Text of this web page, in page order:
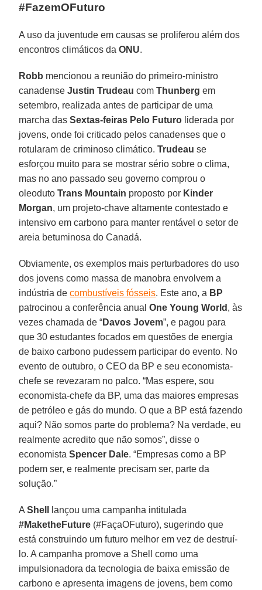
#FazemOFuturo
A uso da juventude em causas se proliferou além dos
encontros climáticos daONU.
Robb mencionou a reunião do primeiro-ministro
canadenseJustin Trudeau comThunberg em
setembro, realizada antes de participar de uma
marcha das Sextas-feiras Pelo Futuro liderada por
jovens, onde foi criticado pelos canadenses que o
rotularam de criminoso climático.Trudeau se
esforçou muito para se mostrar sério sobre o clima,
mas no ano passado seu governo comprou o
oleodutoTrans Mountain proposto por Kinder
Morgan, um projeto-chave altamente contestado e
intensivo em carbono para manter rentável o setor de
areia betuminosa do Canadá.
Obviamente, os exemplos mais perturbadores do uso
dos jovens como massa de manobra envolvem a
indústria decombustíveis fósseis. Este ano, a BP
patrocinou a conferência anual One Young World , às
vezes chamada de “Davos Jovem”, e pagou para
que 30 estudantes focados em questões de energia
de baixo carbono pudessem participar do evento. No
evento de outubro, o CEO da BP e seu economista-
chefe se revezaram no palco. “Mas espere, sou
economista-chefe da BP, uma das maiores empresas
de petróleo e gás do mundo. O que a BP está fazendo
aqui? Não somos parte do problema? Na verdade, eu
realmente acredito que não somos”, disse o
economistaSpencer Dale. “Empresas como a BP
podem ser, e realmente precisam ser, parte da
solução.”
AShell
lançou uma campanha intitulada
#MaketheFuture (#FaçaOFuturo), sugerindo que
está construindo um futuro melhor em vez de destruí-
lo. A campanha promove a Shell como uma
impulsionadora da tecnologia de baixa emissão de
carbono e apresenta imagens de jovens, bem como